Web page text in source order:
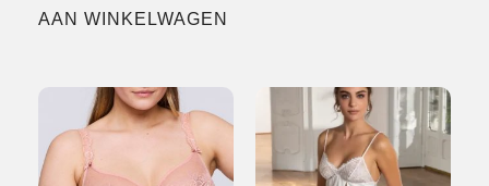
AAN WINKELWAGEN
variaties.
Deze
optie
kan